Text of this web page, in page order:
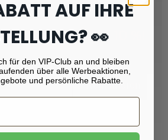
unseren Newsletter
Sie Rabatt von 10 %!
Registrieren
AUF IHRE
👀
für den VIP-Club an und bleiben
über alle Werbeaktionen,
und persönliche Rabatte.